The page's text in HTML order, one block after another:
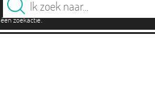
één zoekactie.